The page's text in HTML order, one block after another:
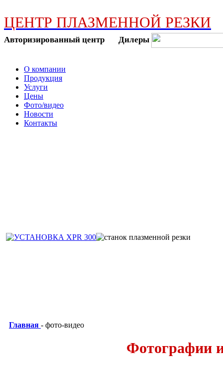
ЦЕНТР ПЛАЗМЕННОЙ РЕЗКИ
Авторизированный центр Дилеры
О компании
Продукция
Услуги
Цены
Фото/видео
Новости
Контакты
Главная - фото-видео
Фотографии